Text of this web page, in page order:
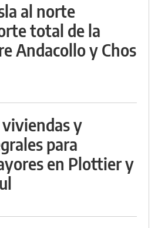
al norte
total de la
Andacollo y Chos
y
para
en Plottier y